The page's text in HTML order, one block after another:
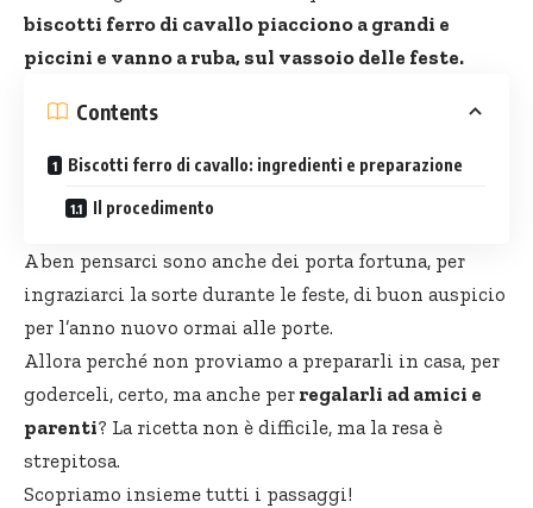
biscotti ferro di cavallo piacciono a grandi e
piccini e vanno a ruba, sul vassoio delle feste.
Contents
Biscotti ferro di cavallo: ingredienti e preparazione
Il procedimento
A ben pensarci sono anche dei porta fortuna, per
ingraziarci la sorte durante le feste, di buon auspicio
per l’anno nuovo ormai alle porte.
Allora perché non proviamo a prepararli in casa, per
goderceli, certo, ma anche per regalarli ad amici e
parenti? La ricetta non è difficile, ma la resa è
strepitosa.
Scopriamo insieme tutti i passaggi!